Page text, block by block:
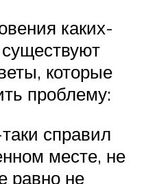
каких-
которые
проблему:
справил
месте, не
равно не